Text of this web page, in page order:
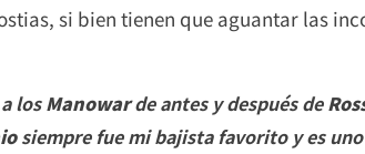
si bien tienen que aguantar las
losManowarde antes y después de
siempre fue mi bajista favorito y es